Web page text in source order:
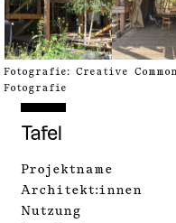
Fotografie:Creative
Fotografie
Tafel
Projektname
Architekt:innen
Nutzung